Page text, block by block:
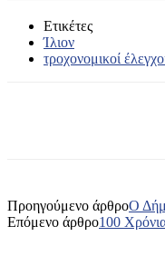
Ετικέτες
Ίλιον
τροχονομικοί
Προηγούμενο άρθροΟ
Επόμενο άρθρο100